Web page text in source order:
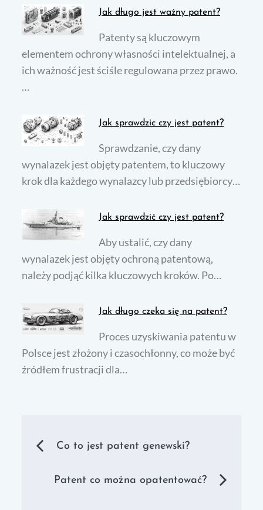
Jak długo jest ważny patent?
Patenty są kluczowym
elementem ochrony własności intelektualnej, a
ich ważność jest ściśle regulowana przez prawo.
…
Jak sprawdzic czy jest patent?
Sprawdzanie, czy dany
wynalazek jest objęty patentem, to kluczowy
krok dla każdego wynalazcy lub przedsiębiorcy…
Jak sprawdzić czy jest patent?
Aby ustalić, czy dany
wynalazek jest objęty ochroną patentową,
należy podjąć kilka kluczowych kroków. Po…
Jak długo czeka się na patent?
Proces uzyskiwania patentu w
Polsce jest złożony i czasochłonny, co może być
źródłem frustracji dla…
Nawigacja
wpisu
Co to jest patent genewski?
Patent co można opatentować?